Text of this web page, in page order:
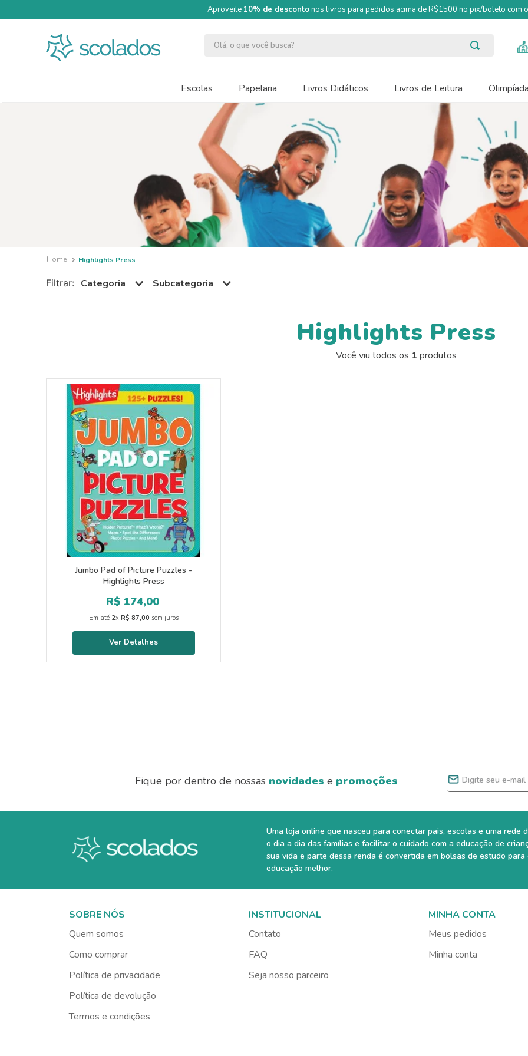
Aproveite 10% de descontonos livros para pedidos acima de R$1500 no pix/boleto com
Olá, o que você busca?
Escolas Papelaria Livros Didáticos Livros de Leitura
Highlights Press
Categoria Subcategoria
Highlights Press
Você viu todos os 1 produtos
Jumbo Pad of Picture Puzzles -
Highlights Press
R$ 174,00
Em até 2x R$ 87,00 sem juros
Fique por dentro de nossas novidades e promoções
Uma loja online que nasceu para conectar pais, escolas e uma rede
o dia a dia das famílias e facilitar o cuidado com a educação de
sua vida e parte dessa renda é convertida em bolsas de estudo
educação melhor.
SOBRE NÓS
Quem somos
Como comprar
Política de privacidade
Política de devolução
Termos e condições
INSTITUCIONAL
Contato
FAQ
Seja nosso parceiro
MINHA CONTA
Meus pedidos
Minha conta
quimica moderna
papel cartão fosco 240g 50x70
massa modelar acrilex soft 500g
cartolina dupla face
tinta guache 250ml
pincel